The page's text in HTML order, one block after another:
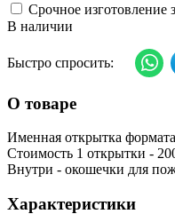
Срочное изготовление
В наличии
Быстро спросить:
О товаре
Именная открытка
Стоимость 1 открытки -
Внутри - окошечки для
Характеристики